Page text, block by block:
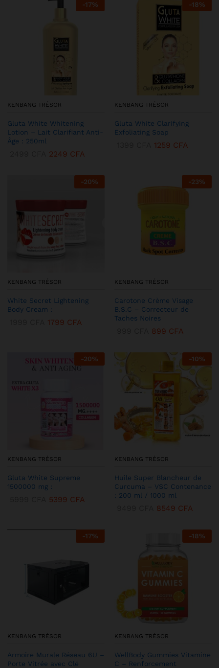
-17%
KENBANG TRÉSOR
Gluta White Whitening
Lotion – Lait Clarifiant Anti-
Âge : 250ml
2249 CFA
-18%
KENBANG TRÉSOR
Gluta White Clarifying
Exfoliating Soap
1259 CFA
-20%
KENBANG TRÉSOR
White Secret Lightening
Body Cream :
1799 CFA
-23%
KENBANG TRÉSOR
Carotone Crème Visage
B.S.C – Correcteur de
Taches Noires
899 CFA
-20%
KENBANG TRÉSOR
Gluta White Supreme
1500000 mg :
5399 CFA
-10%
KENBANG TRÉSOR
Huile Super Blancheur de
Curcuma – VSC Contenance
: 200 ml / 1000 ml
8549 CFA
-17%
KENBANG TRÉSOR
Armoire Murale Réseau 6U –
Porte Vitrée avec Clé
-18%
KENBANG TRÉSOR
WellBody Gummies Vitamine
C – Renforcement